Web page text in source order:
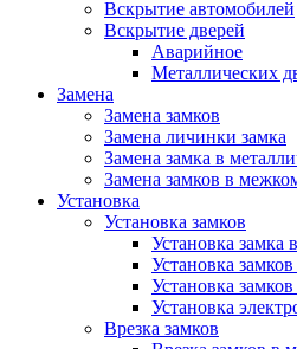
Вскрытие автомобилей
Вскрытие дверей
Аварийное
Металлических
Замена
Замена замков
Замена личинки замка
Замена замка в
Замена замков в
Установка
Установка замков
Установка замка
Установка
Установка
Установка
Врезка замков